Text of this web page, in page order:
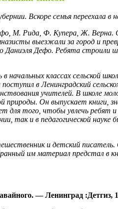
Вскоре семья переехала
М. Рида, Ф. Купера, Ж. Верна.
выезжали за город и
Дефо. Ребята строили
в начальных классах сельской
в Ленинградский
учителей. В школе
природы. Он выпускает книги,
для того, чтобы увлечь ребят
так и в педагогической
и детский
им материал предстал в
. —Ленинград :Детгиз,